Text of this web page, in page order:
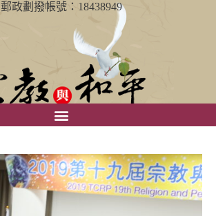
郵政劃撥帳號：18438949